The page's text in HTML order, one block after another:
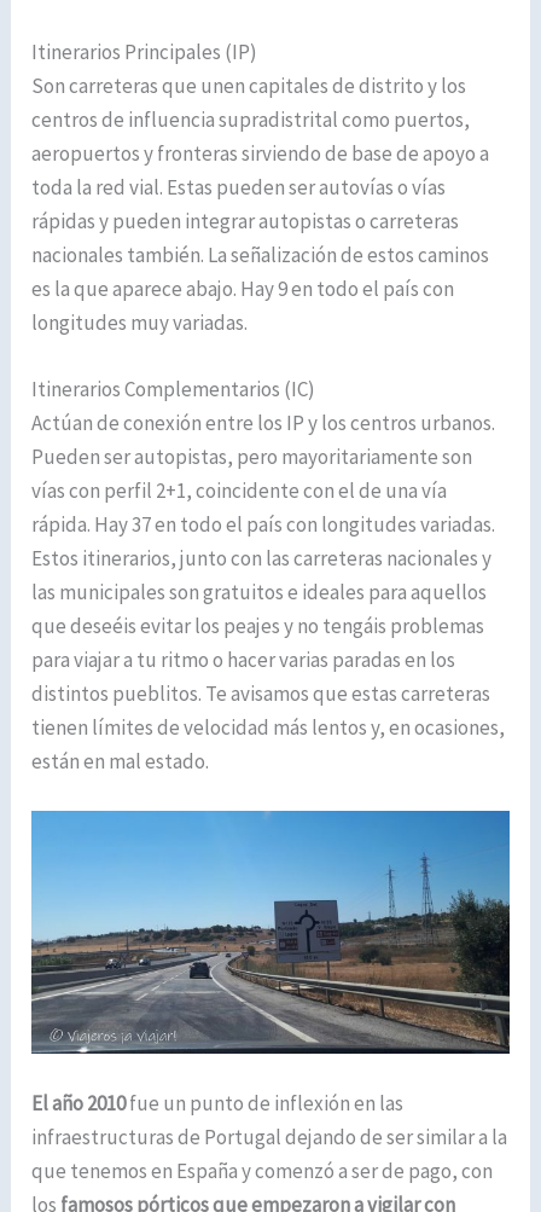
Itinerarios Principales (IP)
Son carreteras que unen capitales de distrito y los
centros de influencia supradistrital como puertos,
aeropuertos y fronteras sirviendo de base de apoyo a
toda la red vial. Estas pueden ser autovías o vías
rápidas y pueden integrar autopistas o carreteras
nacionales también. La señalización de estos caminos
es la que aparece abajo. Hay 9 en todo el país con
longitudes muy variadas.
Itinerarios Complementarios (IC)
Actúan de conexión entre los IP y los centros urbanos.
Pueden ser autopistas, pero mayoritariamente son
vías con perfil 2+1, coincidente con el de una vía
rápida. Hay 37 en todo el país con longitudes variadas.
Estos itinerarios, junto con las carreteras nacionales y
las municipales son gratuitos e ideales para aquellos
que deseéis evitar los peajes y no tengáis problemas
para viajar a tu ritmo o hacer varias paradas en los
distintos pueblitos. Te avisamos que estas carreteras
tienen límites de velocidad más lentos y, en ocasiones,
están en mal estado.
El año 2010fue un punto de inflexión en las
infraestructuras de Portugal dejando de ser similar a la
que tenemos en España y comenzó a ser de pago, con
los famosos pórticos que empezaron a vigilar con